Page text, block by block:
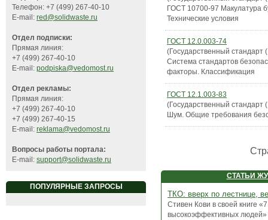
Телефон: +7 (499) 267-40-10
E-mail: red@solidwaste.ru
Отдел подписки:
Прямая линия:
+7 (499) 267-40-10
E-mail: podpiska@vedomost.ru
Отдел рекламы:
Прямая линия:
+7 (499) 267-40-10
+7 (499) 267-40-15
E-mail: reklama@vedomost.ru
Вопросы работы портала:
E-mail: support@solidwaste.ru
ПОПУЛЯРНЫЕ ЗАПРОСЫ
ГОСТ 10700-97 Макулатура
Технические условия
ГОСТ 12.0.003-74
(Государственный стандарт
Система стандартов
факторы. Классификация
ГОСТ 12.1.003-83
(Государственный стандарт
Шум. Общие требования
СТАТЬИ
ТКО: вверх по лестнице,
Стивен Кови в своей книге
высокоэффективных людей»